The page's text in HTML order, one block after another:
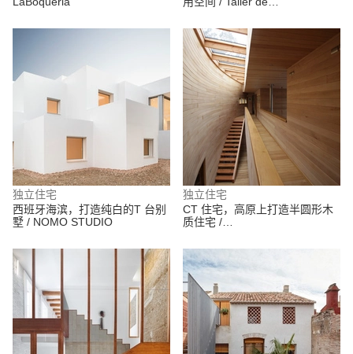
独立住宅
西班牙海滨，打造纯白的T 台别
墅 / NOMO STUDIO
独立住宅
CT 住宅，高原上打造半圆形木
质住宅 /